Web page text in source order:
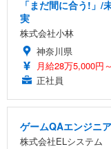
「まだ間に合う!」/
実
株式会社小林
神奈川県
月給28万5,000円
正社員
ゲームQAエンジニ
株式会社ELシステム